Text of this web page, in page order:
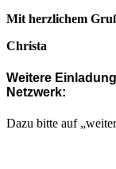
Mit herzlichem
Christa
Weitere
Netzwerk:
Dazu bitte auf